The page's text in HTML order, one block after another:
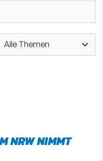
NRW NIMMT